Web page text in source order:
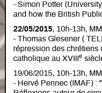
- Simon Potter
and how the British
22/05/2015, 10h-13h,
- Thomas Glesener (
répression des chrétiens
catholique au XVIII
e
19/06/2015, 10h-13h,
- Hervé Pennec (IMAF) :